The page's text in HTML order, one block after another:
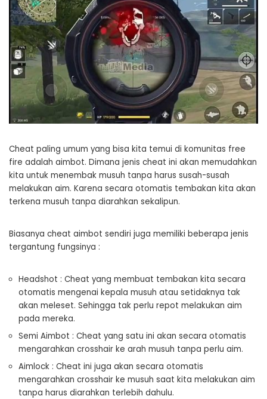
Cheat paling umum yang bisa kita temui di komunitas free
fire adalah aimbot. Dimana jenis cheat ini akan memudahkan
kita untuk menembak musuh tanpa harus susah-susah
melakukan aim. Karena secara otomatis tembakan kita akan
terkena musuh tanpa diarahkan sekalipun.
Biasanya cheat aimbot sendiri juga memiliki beberapa jenis
tergantung fungsinya :
Headshot : Cheat yang membuat tembakan kita secara
otomatis mengenai kepala musuh atau setidaknya tak
akan meleset. Sehingga tak perlu repot melakukan aim
pada mereka.
Semi Aimbot : Cheat yang satu ini akan secara otomatis
mengarahkan crosshair ke arah musuh tanpa perlu aim.
Aimlock : Cheat ini juga akan secara otomatis
mengarahkan crosshair ke musuh saat kita melakukan aim
tanpa harus diarahkan terlebih dahulu.